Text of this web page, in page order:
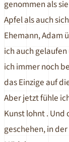
genommen als
Apfel als auch
Ehemann, Adam
ich auch
ich immer noch
das Einzige auf
Aber jetzt fühle
Kunst lohnt . Und
geschehen, in